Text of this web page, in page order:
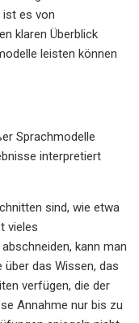
ist es von
klaren Überblick
leisten können
Sprachmodelle
interpretiert
sind, wie etwa
vieles
kann man
das Wissen, das
verfügen, die der
Annahme nur bis zu